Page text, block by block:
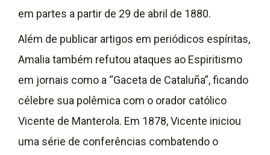
em partes a partir de 29 de abril de 1880.
Além de publicar artigos em periódicos espíritas,
Amalia também refutou ataques ao Espiritismo
em jornais como a “Gaceta de Cataluña”, ficando
célebre sua polêmica com o orador católico
Vicente de Manterola. Em 1878, Vicente iniciou
uma série de conferências combatendo o